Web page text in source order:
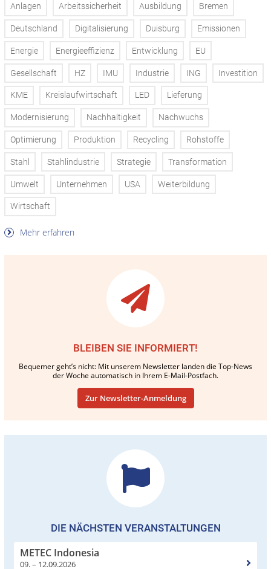
Anlagen Arbeitssicherheit Ausbildung Bremen
Deutschland Digitalisierung Duisburg Emissionen
Energie Energieeffizienz Entwicklung EU
Gesellschaft HZ IMU Industrie ING Investition
KME Kreislaufwirtschaft LED Lieferung
Modernisierung Nachhaltigkeit Nachwuchs
Optimierung Produktion Recycling Rohstoffe
Stahl Stahlindustrie Strategie Transformation
Umwelt Unternehmen USA Weiterbildung
Wirtschaft
Mehr erfahren
BLEIBEN SIE INFORMIERT!
Bequemer geht’s nicht: Mit unserem Newsletter landen die Top-News
der Woche automatisch in Ihrem E-Mail-Postfach.
Zur Newsletter-Anmeldung
DIE NÄCHSTEN VERANSTALTUNGEN
METEC Indonesia
09. – 12.09.2026